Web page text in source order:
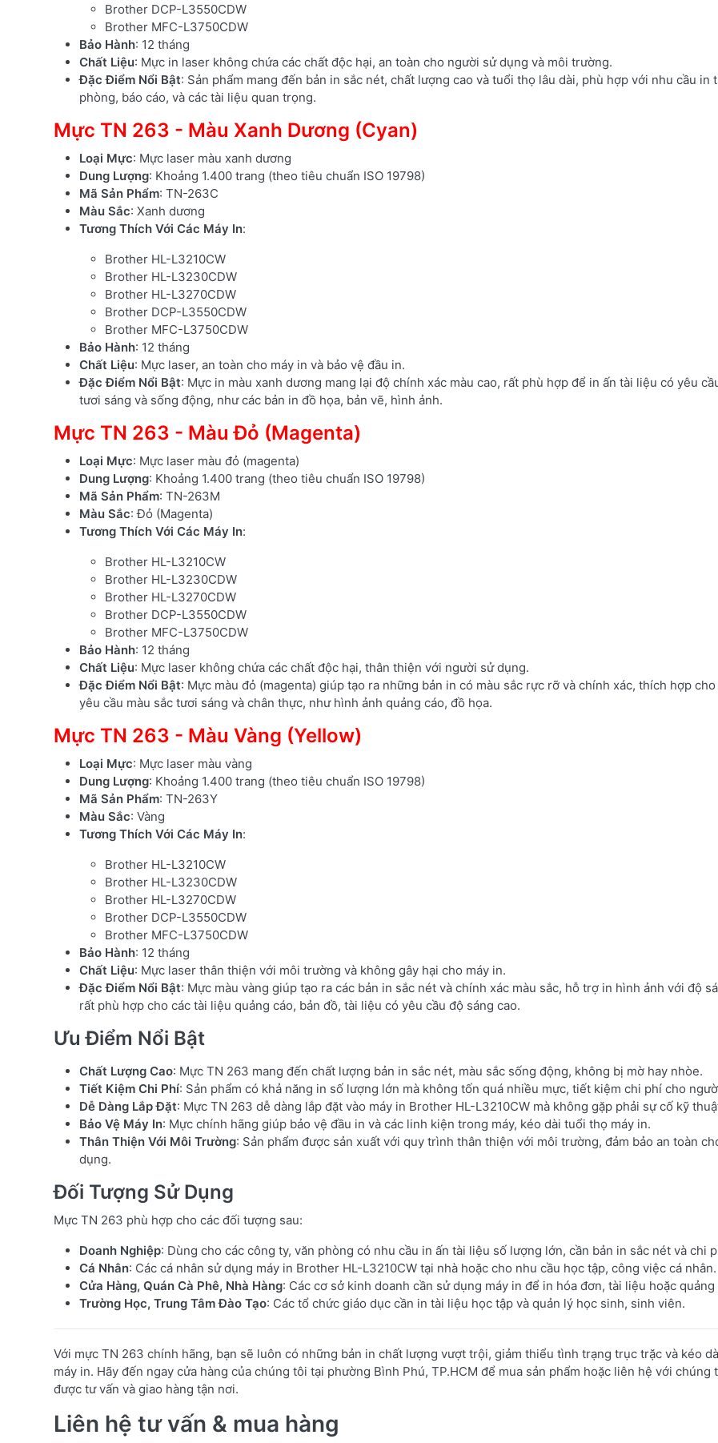
Brother DCP-L3550CDW
Brother MFC-L3750CDW
Bảo Hành: 12 tháng
Chất Liệu: Mực in laser không chứa các chất độc hại, an toàn cho người sử dụng và môi trường.
Đặc Điểm Nổi Bật: Sản phẩm mang đến bản in sắc nét, chất lượng cao và tuổi thọ lâu dài, phù hợp với nhu cầu in
phòng, báo cáo, và các tài liệu quan trọng.
Mực TN 263 - Màu Xanh Dương (Cyan)
Loại Mực: Mực laser màu xanh dương
Dung Lượng: Khoảng 1.400 trang (theo tiêu chuẩn ISO 19798)
Mã Sản Phẩm: TN-263C
Màu Sắc: Xanh dương
Tương Thích Với Các Máy In:
Brother HL-L3210CW
Brother HL-L3230CDW
Brother HL-L3270CDW
Brother DCP-L3550CDW
Brother MFC-L3750CDW
Bảo Hành: 12 tháng
Chất Liệu: Mực laser, an toàn cho máy in và bảo vệ đầu in.
Đặc Điểm Nổi Bật: Mực in màu xanh dương mang lại độ chính xác màu cao, rất phù hợp để in ấn tài liệu có yêu
tươi sáng và sống động, như các bản in đồ họa, bản vẽ, hình ảnh.
Mực TN 263 - Màu Đỏ (Magenta)
Loại Mực: Mực laser màu đỏ (magenta)
Dung Lượng: Khoảng 1.400 trang (theo tiêu chuẩn ISO 19798)
Mã Sản Phẩm: TN-263M
Màu Sắc: Đỏ (Magenta)
Tương Thích Với Các Máy In:
Brother HL-L3210CW
Brother HL-L3230CDW
Brother HL-L3270CDW
Brother DCP-L3550CDW
Brother MFC-L3750CDW
Bảo Hành: 12 tháng
Chất Liệu: Mực laser không chứa các chất độc hại, thân thiện với người sử dụng.
Đặc Điểm Nổi Bật: Mực màu đỏ (magenta) giúp tạo ra những bản in có màu sắc rực rỡ và chính xác, thích hợp
yêu cầu màu sắc tươi sáng và chân thực, như hình ảnh quảng cáo, đồ họa.
Mực TN 263 - Màu Vàng (Yellow)
Loại Mực: Mực laser màu vàng
Dung Lượng: Khoảng 1.400 trang (theo tiêu chuẩn ISO 19798)
Mã Sản Phẩm: TN-263Y
Màu Sắc: Vàng
Tương Thích Với Các Máy In:
Brother HL-L3210CW
Brother HL-L3230CDW
Brother HL-L3270CDW
Brother DCP-L3550CDW
Brother MFC-L3750CDW
Bảo Hành: 12 tháng
Chất Liệu: Mực laser thân thiện với môi trường và không gây hại cho máy in.
Đặc Điểm Nổi Bật: Mực màu vàng giúp tạo ra các bản in sắc nét và chính xác màu sắc, hỗ trợ in hình ảnh với độ
rất phù hợp cho các tài liệu quảng cáo, bản đồ, tài liệu có yêu cầu độ sáng cao.
Ưu Điểm Nổi Bật
Chất Lượng Cao: Mực TN 263 mang đến chất lượng bản in sắc nét, màu sắc sống động, không bị mờ hay nhòe.
Tiết Kiệm Chi Phí: Sản phẩm có khả năng in số lượng lớn mà không tốn quá nhiều mực, tiết kiệm chi phí cho
Dễ Dàng Lắp Đặt: Mực TN 263 dễ dàng lắp đặt vào máy in Brother HL-L3210CW mà không gặp phải sự cố kỹ
Bảo Vệ Máy In: Mực chính hãng giúp bảo vệ đầu in và các linh kiện trong máy, kéo dài tuổi thọ máy in.
Thân Thiện Với Môi Trường: Sản phẩm được sản xuất với quy trình thân thiện với môi trường, đảm bảo an toàn
dụng.
Đối Tượng Sử Dụng
Mực TN 263 phù hợp cho các đối tượng sau:
Doanh Nghiệp: Dùng cho các công ty, văn phòng có nhu cầu in ấn tài liệu số lượng lớn, cần bản in sắc nét và chi
Cá Nhân: Các cá nhân sử dụng máy in Brother HL-L3210CW tại nhà hoặc cho nhu cầu học tập, công việc cá nhân.
Cửa Hàng, Quán Cà Phê, Nhà Hàng: Các cơ sở kinh doanh cần sử dụng máy in để in hóa đơn, tài liệu hoặc quảng
Trường Học, Trung Tâm Đào Tạo: Các tổ chức giáo dục cần in tài liệu học tập và quản lý học sinh, sinh viên.
Với mực TN 263 chính hãng, bạn sẽ luôn có những bản in chất lượng vượt trội, giảm thiểu tình trạng trục trặc và kéo
máy in. Hãy đến ngay cửa hàng của chúng tôi tại phường Bình Phú, TP.HCM để mua sản phẩm hoặc liên hệ với chúng
được tư vấn và giao hàng tận nơi.
Liên hệ tư vấn & mua hàng